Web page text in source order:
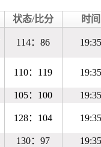
状态/比分
时间
114：86
110：119
105：100
128：104
130：97